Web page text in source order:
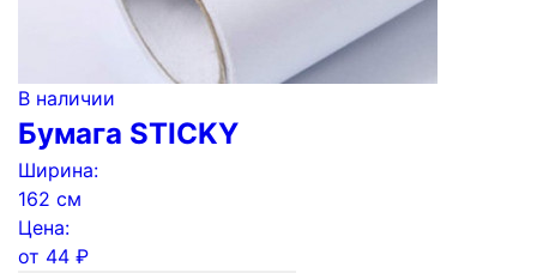
В наличии
Бумага STICKY
Ширина:
162 см
Цена:
от 44 ₽